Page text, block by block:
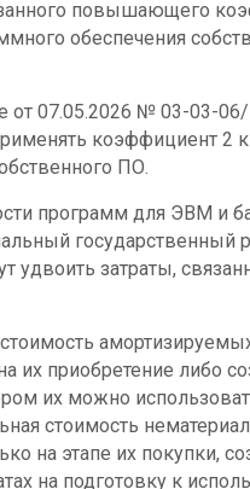
повышающего
обеспечения
от 07.05.2026 № 03-03-
коэффициент 2
ПО.
программ для ЭВМ и
государственный
удвоить затраты,
их приобретение либо
их можно
стоимость
на этапе их покупки,
на подготовку к